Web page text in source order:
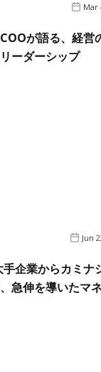
Mar
が語る、経営
ーダーシップ
Jun
手企業からカミ
急伸を導いたマ